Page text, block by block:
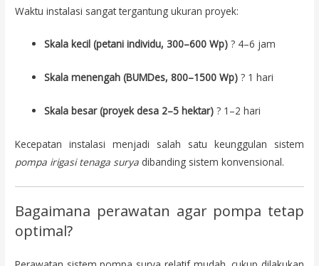
Waktu instalasi sangat tergantung ukuran proyek:
Skala kecil (petani individu, 300–600 Wp) ? 4–6 jam
Skala menengah (BUMDes, 800–1500 Wp) ? 1 hari
Skala besar (proyek desa 2–5 hektar) ? 1–2 hari
Kecepatan instalasi menjadi salah satu keunggulan sistem
pompa irigasi tenaga surya dibanding sistem konvensional.
Bagaimana perawatan agar pompa tetap
optimal?